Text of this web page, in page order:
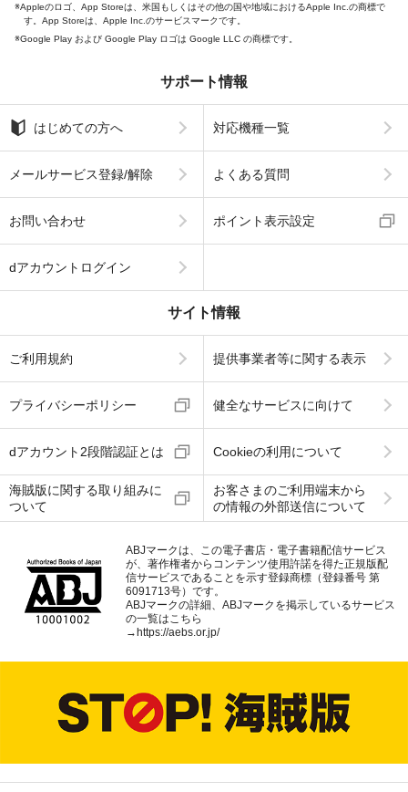
Appleのロゴ、App Storeは、米国もしくはその他の国や地域におけるApple Inc.の商標で
す。App Storeは、Apple Inc.のサービスマークです。
Google Play および Google Play ロゴは Google LLC の商標です。
サポート情報
はじめての方へ 対応機種一覧
メールサービス登録/解除 よくある質問
お問い合わせ ポイント表示設定
dアカウントログイン
サイト情報
ご利用規約 提供事業者等に関する表示
プライバシーポリシー 健全なサービスに向けて
dアカウント2段階認証とは Cookieの利用について
海賊版に関する取り組みに
ついて
お客さまのご利用端末から
の情報の外部送信について
ABJマークは、この電子書店・電子書籍配信サービス
が、著作権者からコンテンツ使用許諾を得た正規版配
信サービスであることを示す登録商標（登録番号 第
6091713号）です。
ABJマークの詳細、ABJマークを掲示しているサービス
の一覧はこちら
→https://aebs.or.jp/